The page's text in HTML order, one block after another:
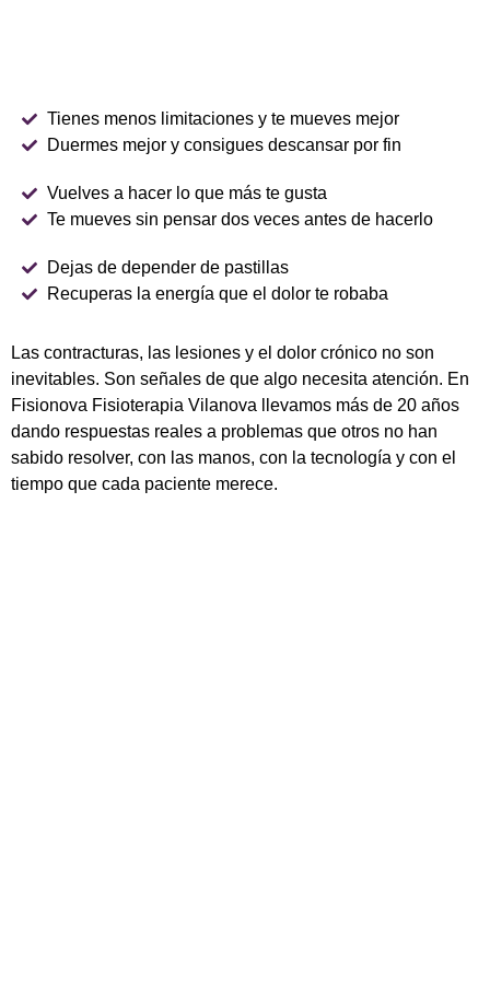
Tienes menos limitaciones y te mueves mejor
Duermes mejor y consigues descansar por fin
Vuelves a hacer lo que más te gusta
Te mueves sin pensar dos veces antes de hacerlo
Dejas de depender de pastillas
Recuperas la energía que el dolor te robaba
Las contracturas, las lesiones y el dolor crónico no son
inevitables. Son señales de que algo necesita atención. En
Fisionova Fisioterapia Vilanova llevamos más de 20 años
dando respuestas reales a problemas que otros no han
sabido resolver, con las manos, con la tecnología y con el
tiempo que cada paciente merece.